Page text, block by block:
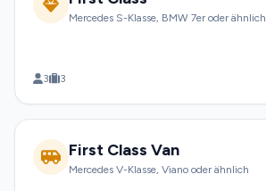
Mercedes S-Klasse, BMW 7er oder ähnlich
3 3
First Class Van
Mercedes V-Klasse, Viano oder ähnlich